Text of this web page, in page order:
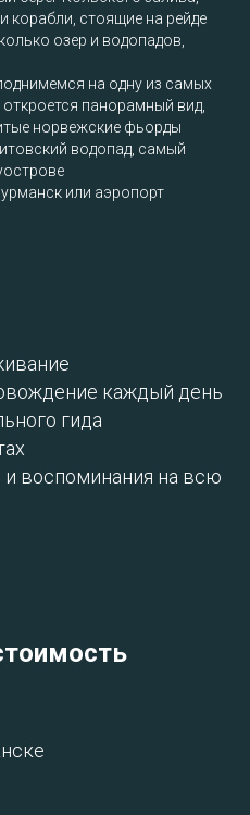
корабли, стоящие на рейде
озер и водопадов,
на одну из самых
панорамный вид,
норвежские фьорды
водопад, самый
или аэропорт
каждый день
гида
и воспоминания на всю